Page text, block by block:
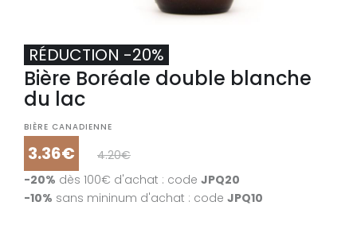
Bière Boréale double blanche
du lac
BIÈRE CANADIENNE
3.36€
4.20€
-20% dès 100€ d'achat : code JPQ20
-10% sans mininum d'achat : code JPQ10
RÉDUCTION -20%